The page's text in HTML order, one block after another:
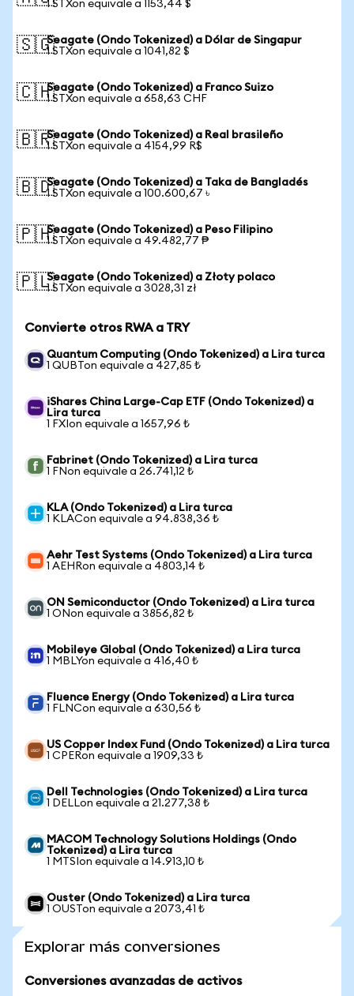
1 STXon equivale a 1153,44 $
🇸🇬Seagate (Ondo Tokenized) a Dólar de Singapur
1 STXon equivale a 1041,82 $
🇨🇭Seagate (Ondo Tokenized) a Franco Suizo
1 STXon equivale a 658,63 CHF
🇧🇷Seagate (Ondo Tokenized) a Real brasileño
1 STXon equivale a 4154,99 R$
🇧🇩Seagate (Ondo Tokenized) a Taka de Bangladés
1 STXon equivale a 100.600,67 ৳
🇵🇭Seagate (Ondo Tokenized) a Peso Filipino
1 STXon equivale a 49.482,77 ₱
🇵🇱Seagate (Ondo Tokenized) a Złoty polaco
1 STXon equivale a 3028,31 zł
Convierte otros RWA a TRY
Quantum Computing (Ondo Tokenized) a Lira turca
1 QUBTon equivale a 427,85 ₺
iShares China Large-Cap ETF (Ondo Tokenized) a
Lira turca
1 FXIon equivale a 1657,96 ₺
Fabrinet (Ondo Tokenized) a Lira turca
1 FNon equivale a 26.741,12 ₺
KLA (Ondo Tokenized) a Lira turca
1 KLACon equivale a 94.838,36 ₺
Aehr Test Systems (Ondo Tokenized) a Lira turca
1 AEHRon equivale a 4803,14 ₺
ON Semiconductor (Ondo Tokenized) a Lira turca
1 ONon equivale a 3856,82 ₺
Mobileye Global (Ondo Tokenized) a Lira turca
1 MBLYon equivale a 416,40 ₺
Fluence Energy (Ondo Tokenized) a Lira turca
1 FLNCon equivale a 630,56 ₺
US Copper Index Fund (Ondo Tokenized) a Lira turca
1 CPERon equivale a 1909,33 ₺
Dell Technologies (Ondo Tokenized) a Lira turca
1 DELLon equivale a 21.277,38 ₺
MACOM Technology Solutions Holdings (Ondo
Tokenized) a Lira turca
1 MTSIon equivale a 14.913,10 ₺
Ouster (Ondo Tokenized) a Lira turca
1 OUSTon equivale a 2073,41 ₺
Explorar más conversiones
Conversiones avanzadas de activos